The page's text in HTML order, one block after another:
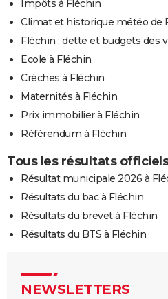
Impôts à Fléchin
Climat et historique météo de
Fléchin : dette et budgets des
Ecole à Fléchin
Crèches à Fléchin
Maternités à Fléchin
Prix immobilier à Fléchin
Référendum à Fléchin
Tous les résultats
Résultat municipale 2026 à
Résultats du bac à Fléchin
Résultats du brevet à Fléchin
Résultats du BTS à Fléchin
NEWSLETTERS